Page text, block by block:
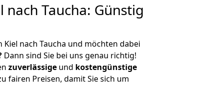
nach Taucha: Günstig
Kiel nach Taucha und möchten dabei
Dann sind Sie bei uns genau richtig!
zuverlässige und kostengünstige
fairen Preisen, damit Sie sich um